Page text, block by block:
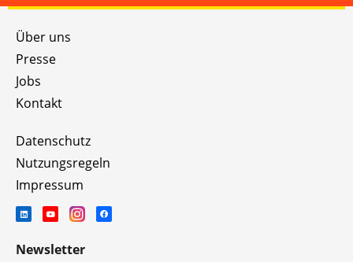
Über uns
Presse
Jobs
Kontakt
Datenschutz
Nutzungsregeln
Impressum
Newsletter